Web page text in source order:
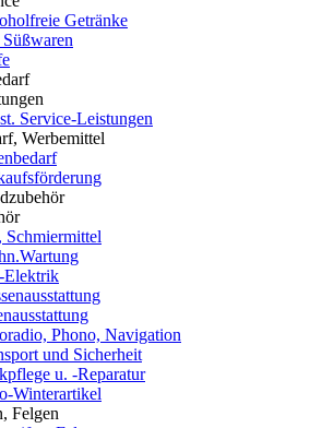
Getränke
Service-Leistungen
Werbemittel
Schmiermittel
Phono, Navigation
und Sicherheit
u. -Reparatur
Winterartikel
Felgen